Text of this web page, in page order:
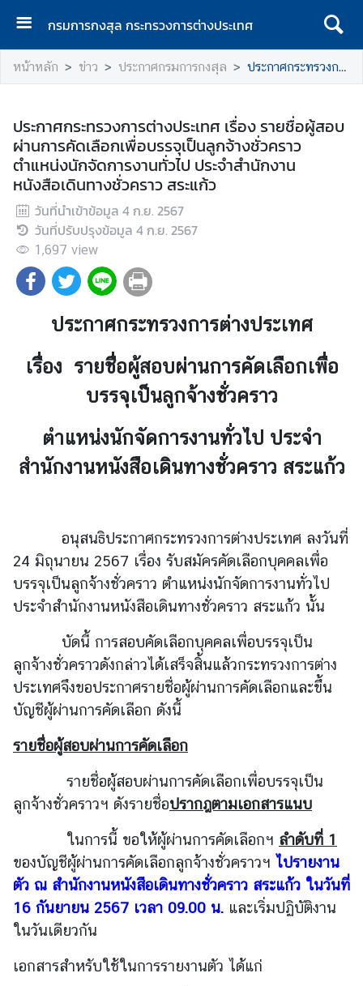
กรมการกงสุล กระทรวงการต่างประเทศ
ห
น้
ร
ก
ก
ร
ม
ก
า
ร
ล
า
ว
า
ร
ป
ช
ช
น
ง
ย
น
ส
ท
หน้าหลัก ข่าว ประกาศกรมการกงสุล ประกาศกระทรวงการต่างประเทศ เรื่อง รายชื่อผู้สอบผ่านการคัดเลือกเพื่อบรรจุเป็นลูกจ้างชั่วคราว ตำแหน่งนักจัดการงานทั่วไป ประจำสำนักงานหนังสือเดินทางชั่วคราว สระแก้ว
ประกาศกระทรวงการต่างประเทศ เรื่อง รายชื่อผู้สอบ
ผ่านการคัดเลือกเพื่อบรรจุเป็นลูกจ้างชั่วคราว
ตำแหน่งนักจัดการงานทั่วไป ประจำสำนักงาน
หนังสือเดินทางชั่วคราว สระแก้ว
วันที่นำเข้าข้อมูล 4 ก.ย. 2567
วันที่ปรับปรุงข้อมูล 4 ก.ย. 2567
1,697 view
ประกาศกระทรวงการต่างประเทศ
เรื่อง รายชื่อผู้สอบผ่านการคัดเลือกเพื่อ
บรรจุเป็นลูกจ้างชั่วคราว
ตำแหน่งนักจัดการงานทั่วไป ประจำ
สำนักงานหนังสือเดินทางชั่วคราว สระแก้ว
อนุสนธิประกาศกระทรวงการต่างประเทศ ลงวันที่
24 มิถุนายน 2567 เรื่อง รับสมัครคัดเลือกบุคคลเพื่อ
บรรจุเป็นลูกจ้างชั่วคราว ตำแหน่งนักจัดการงานทั่วไป
ประจำสำนักงานหนังสือเดินทางชั่วคราว สระแก้ว นั้น
บัดนี้ การสอบคัดเลือกบุคคลเพื่อบรรจุเป็น
ลูกจ้างชั่วคราวดังกล่าวได้เสร็จสิ้นแล้วกระทรวงการต่าง
ประเทศจึงขอประกาศรายชื่อผู้ผ่านการคัดเลือกและขึ้น
บัญชีผู้ผ่านการคัดเลือก ดังนี้
รายชื่อผู้สอบผ่านการคัดเลือก
รายชื่อผู้สอบผ่านการคัดเลือกเพื่อบรรจุเป็น
ลูกจ้างชั่วคราวฯ ดังรายชื่อปรากฎตามเอกสารแนบ
ในการนี้ ขอให้ผู้ผ่านการคัดเลือกฯ ลำดับที่ 1
ของบัญชีผู้ผ่านการคัดเลือกลูกจ้างชั่วคราวฯ ไปรายงาน
ตัว ณ สำนักงานหนังสือเดินทางชั่วคราว สระแก้ว ในวันที่
16 กันยายน 2567 เวลา 09.00 น. และเริ่มปฏิบัติงาน
ในวันเดียวกัน
เอกสารสำหรับใช้ในการรายงานตัว ได้แก่